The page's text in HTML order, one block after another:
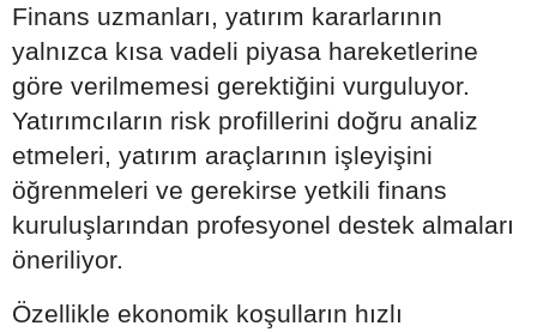
Finans uzmanları, yatırım kararlarının
yalnızca kısa vadeli piyasa hareketlerine
göre verilmemesi gerektiğini vurguluyor.
Yatırımcıların risk profillerini doğru analiz
etmeleri, yatırım araçlarının işleyişini
öğrenmeleri ve gerekirse yetkili finans
kuruluşlarından profesyonel destek almaları
öneriliyor.
Özellikle ekonomik koşulların hızlı